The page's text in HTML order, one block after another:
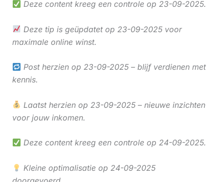
Deze content kreeg een controle op 23-09-2025.
Deze tip is geüpdatet op 23-09-2025 voor
maximale online winst.
Post herzien op 23-09-2025 – blijf verdienen met
kennis.
Laatst herzien op 23-09-2025 – nieuwe inzichten
voor jouw inkomen.
Deze content kreeg een controle op 24-09-2025.
Kleine optimalisatie op 24-09-2025